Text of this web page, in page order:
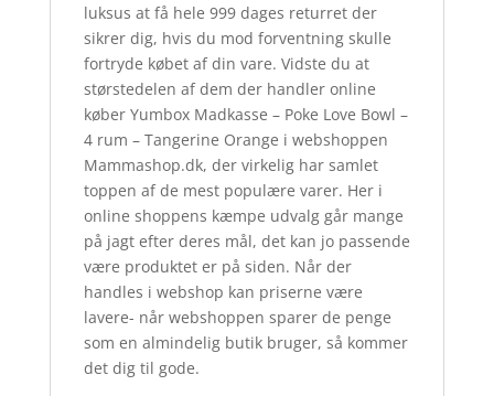
luksus at få hele 999 dages returret der
sikrer dig, hvis du mod forventning skulle
fortryde købet af din vare. Vidste du at
størstedelen af dem der handler online
køber Yumbox Madkasse – Poke Love Bowl –
4 rum – Tangerine Orange i webshoppen
Mammashop.dk, der virkelig har samlet
toppen af de mest populære varer. Her i
online shoppens kæmpe udvalg går mange
på jagt efter deres mål, det kan jo passende
være produktet er på siden. Når der
handles i webshop kan priserne være
lavere- når webshoppen sparer de penge
som en almindelig butik bruger, så kommer
det dig til gode.